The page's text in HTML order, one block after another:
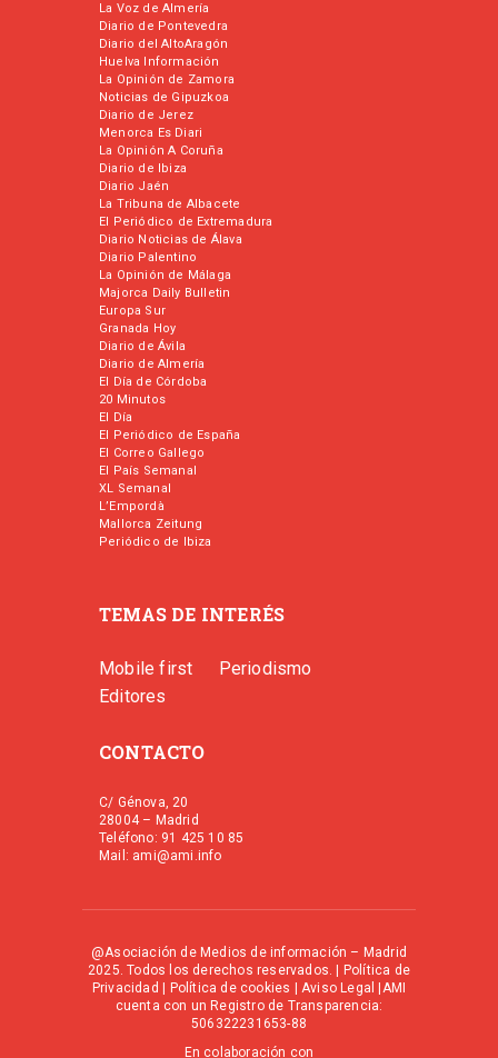
La Voz de Almería
Diario de Pontevedra
Diario del AltoAragón
Huelva Información
La Opinión de Zamora
Noticias de Gipuzkoa
Diario de Jerez
Menorca Es Diari
La Opinión A Coruña
Diario de Ibiza
Diario Jaén
La Tribuna de Albacete
El Periódico de Extremadura
Diario Noticias de Álava
Diario Palentino
La Opinión de Málaga
Majorca Daily Bulletin
Europa Sur
Granada Hoy
Diario de Ávila
Diario de Almería
El Día de Córdoba
20 Minutos
El Día
El Periódico de España
El Correo Gallego
El País Semanal
XL Semanal
L’Empordà
Mallorca Zeitung
Periódico de Ibiza
TEMAS DE INTERÉS
Mobile first
Periodismo
Editores
CONTACTO
C/ Génova, 20
28004 – Madrid
Teléfono: 91 425 10 85
Mail: ami@ami.info
@Asociación de Medios de información – Madrid
2025. Todos los derechos reservados. |
Política de
Privacidad
Política de cookies Aviso Legal
|AMI
cuenta con un Registro de Transparencia:
506322231653-88
En colaboración con